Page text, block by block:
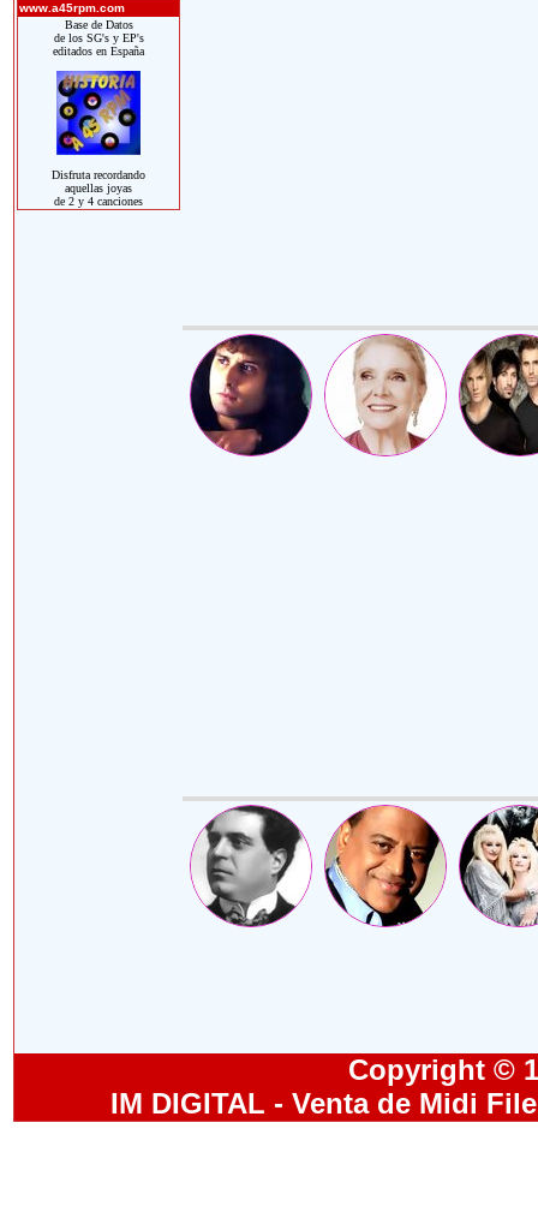
www.a45rpm.com
Base de Datos
de los SG's y EP's
editados en España
Disfruta recordando
aquellas joyas
de 2 y 4 canciones
Copyright ©
IM DIGITAL - Venta de Midi